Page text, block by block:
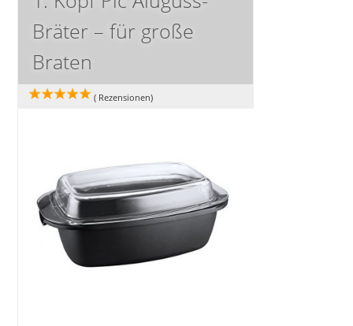
Bräter – für große
Braten
( Rezensionen)